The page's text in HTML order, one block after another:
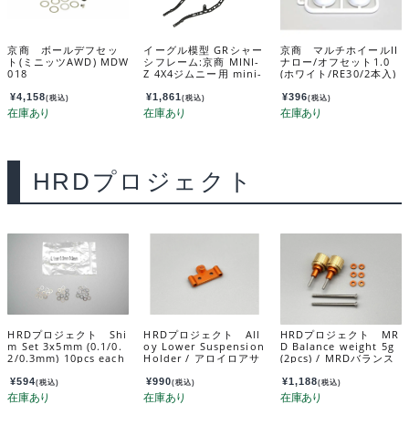
京商 ボールデフセッ
ト(ミニッツAWD) MDW
018
¥4,158(税込)
イーグル模型 GRシャー
シフレーム:京商 MINI-
Z 4X4ジムニー用 mini-
¥1,861(税込)
京商 マルチホイールII
ナロー/オフセット1.0
(ホワイト/RE30/2本入)
¥396(税込)
HRDプロジェクト
HRDプロジェクト Shi
m Set 3x5mm (0.1/0.
2/0.3mm) 10pcs each
1/0.2/0.3mm 各10枚入
り) MRD-AC001
¥594(税込)
HRDプロジェクト All
oy Lower Suspension
Holder / アロイロアサ
11
¥990(税込)
HRDプロジェクト MR
D Balance weight 5g
(2pcs) / MRDバランス
り） MRD-OP002
¥1,188(税込)